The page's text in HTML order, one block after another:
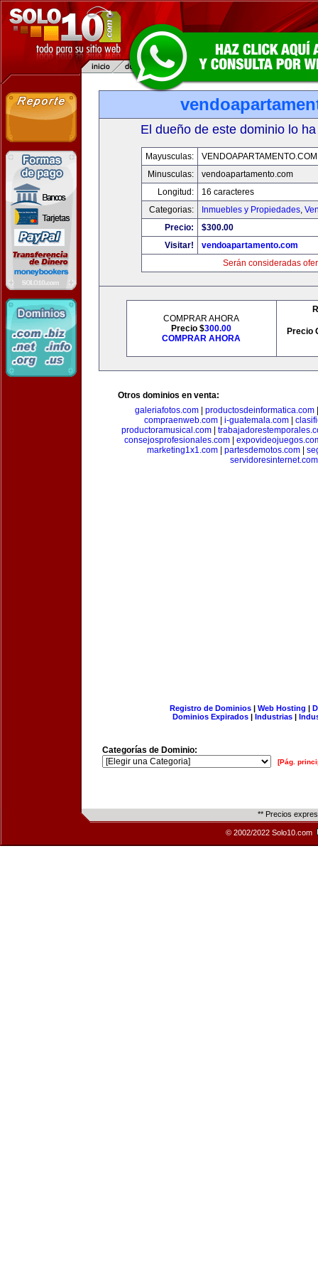
El dueño de este dominio lo
Mayusculas:
VENDOAPARTAMENTO.COM
Minusculas:
vendoapartamento.com
Longitud:
16 caracteres
Categorias:
Inmuebles y Propiedades,
Precio:
$300.00
Visitar!
vendoapartamento.com
Serán consideradas
COMPRAR AHORA
Precio $300.00
COMPRAR AHORA
Precio
Otros dominios en venta:
galeriafotos.com
productosdeinformatica.com
compraenweb.com| i-guatemala.com|
productoramusical.com
consejosprofesionales.com|
marketing1x1.com| partesdemotos.com|
servidoresinternet.com
Registro de Dominios| Web Hosting |
Dominios Expirados | Industrias |
Categorías de Dominio:
[Pág.
** Precios
© 2002/2022 Solo10.com